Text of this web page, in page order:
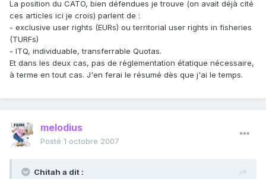
La position du CATO, bien défendues je trouve (on avait déjà cité
ces articles ici je crois) parlent de :
- exclusive user rights (EURs) ou territorial user rights in fisheries
(TURFs)
- ITQ, individuable, transferrable Quotas.
Et dans les deux cas, pas de règlementation étatique nécessaire,
à terme en tout cas. J'en ferai le résumé dès que j'ai le temps.
melodius
Posté 1 octobre 2007
Chitah a dit :